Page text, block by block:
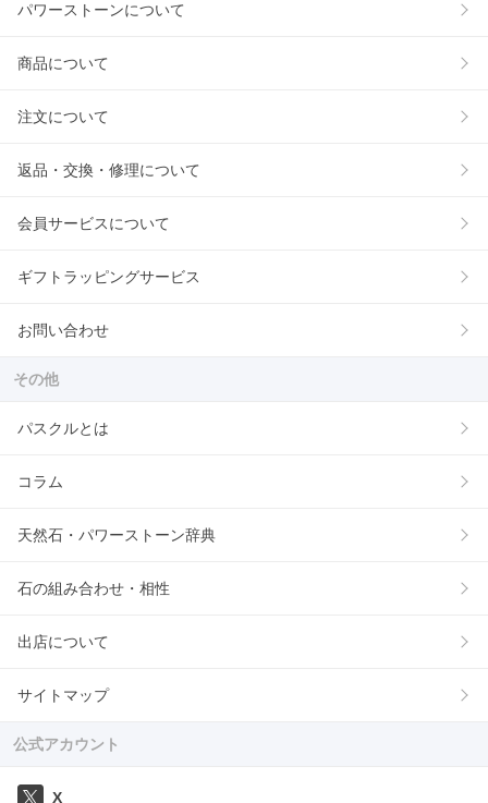
パワーストーンについて
商品について
注文について
返品・交換・修理について
会員サービスについて
ギフトラッピングサービス
お問い合わせ
その他
パスクルとは
コラム
天然石・パワーストーン辞典
石の組み合わせ・相性
出店について
サイトマップ
公式アカウント
X